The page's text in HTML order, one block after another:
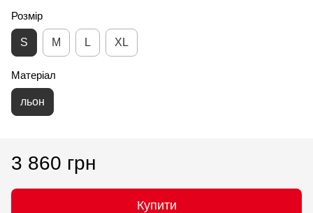
Розмір
S M L XL
Матеріал
льон
3 860 грн
Купити